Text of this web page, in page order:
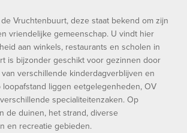
Vruchtenbuurt, deze staat bekend om zijn
vriendelijke gemeenschap. U vindt hier
aan winkels, restaurants en scholen in
is bijzonder geschikt voor gezinnen door
verschillende kinderdagverblijven en
loopafstand liggen eetgelegenheden, OV
specialiteitenzaken. Op
de duinen, het strand, diverse
en recreatie gebieden.